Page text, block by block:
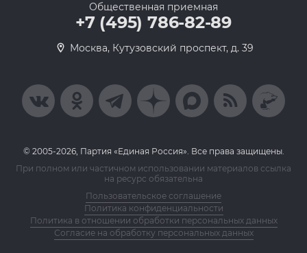
Общественная приемная
+7 (495) 786-82-89
Москва, Кутузовский проспект, д. 39
© 2005-2026, Партия «Единая Россия». Все права защищены.
При полном или частичном использовании материалов ссылка
на ресурс обязательна
Пользовательское соглашение
Политика конфиденциальности
Политика в отношении обработки персональных данных
Согласие на обработку персональных данных